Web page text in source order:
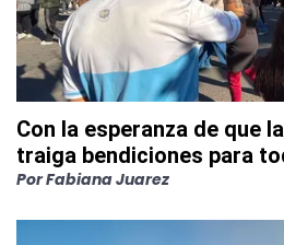
Con la esperanza de que
traiga bendiciones para
PorFabiana Juarez